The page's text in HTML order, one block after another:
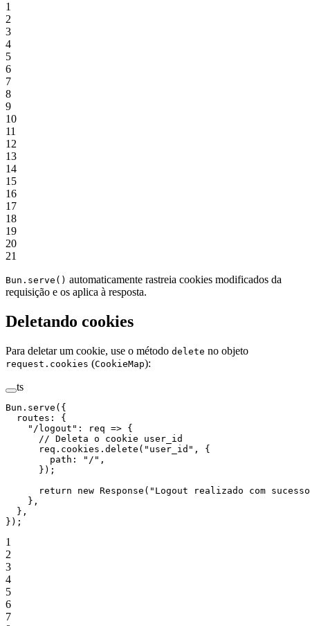
1
2
3
4
5
6
7
8
9
10
11
12
13
14
15
16
17
18
19
20
21
Bun.serve() automaticamente rastreia cookies modificados da
requisição e os aplica à resposta.
Deletando cookies
Para deletar um cookie, use o método delete no objeto
request.cookies (CookieMap):
ts
Bun. serve ({
  routes: {
    "/logout"
: req => {
      // Deleta o cookie user_id
      req.cookies.
delete ( "user_id" , {
        path:
"/" ,
      });
      return
new Response ( "Logout realizado com
    },
  },
});
1
2
3
4
5
6
7